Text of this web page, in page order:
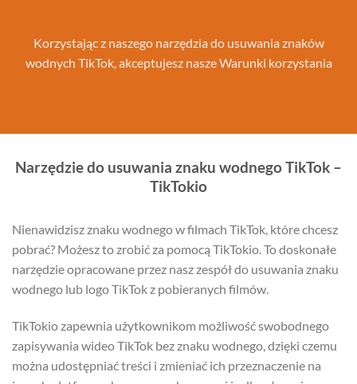
Korzystając z naszego narzędzia do usuwania znaków
wodnych TikTok, akceptujesz naszeWarunki korzystania
Narzędzie do usuwania znaku wodnego TikTok –
TikTokio
Nienawidzisz znaku wodnego w filmach TikTok, które chcesz
pobrać? Możesz to zrobić za pomocą TikTokio. To doskonałe
narzędzie opracowane przez nasz zespół do usuwania znaku
wodnego lub logo TikTok z pobieranych filmów.
TikTokio zapewnia użytkownikom możliwość swobodnego
zapisywania wideo TikTok bez znaku wodnego, dzięki czemu
można udostępniać treści i zmieniać ich przeznaczenie na